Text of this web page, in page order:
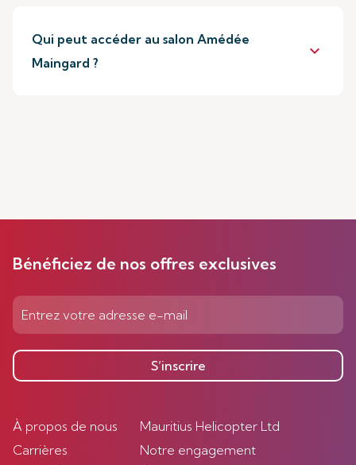
Qui peut accéder au salon Amédée
Maingard ?
keyboard_arrow_down
Bénéficiez de nos offres exclusives
S’inscrire
À propos de nous
Carrières
Mauritius Helicopter Ltd
Notre engagement